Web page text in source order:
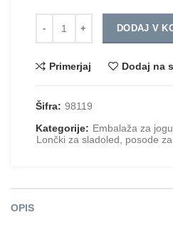
DODAJ V
Primerjaj Dodaj na
Šifra: 98119
Kategorije: Embalaža za
Lončki za sladoled, posode
OPIS